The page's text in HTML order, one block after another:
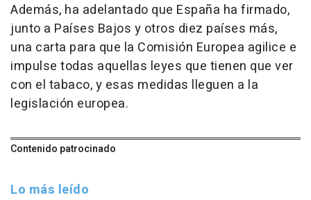
Además, ha adelantado que España ha firmado,
junto a Países Bajos y otros diez países más,
una carta para que la Comisión Europea agilice e
impulse todas aquellas leyes que tienen que ver
con el tabaco, y esas medidas lleguen a la
legislación europea.
Contenido patrocinado
Lo más leído